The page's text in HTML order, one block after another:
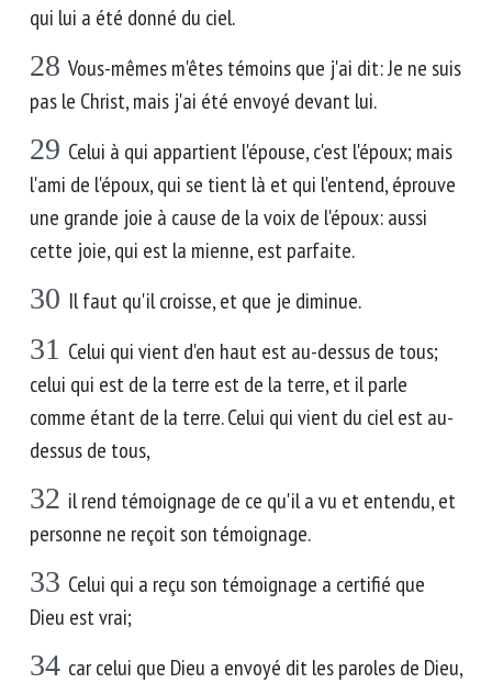
qui lui a été donné du ciel.
28 Vous-mêmes m'êtes témoins que j'ai dit: Je ne suis
pas le Christ, mais j'ai été envoyé devant lui.
29 Celui à qui appartient l'épouse, c'est l'époux; mais
l'ami de l'époux, qui se tient là et qui l'entend, éprouve
une grande joie à cause de la voix de l'époux: aussi
cette joie, qui est la mienne, est parfaite.
30 Il faut qu'il croisse, et que je diminue.
31 Celui qui vient d'en haut est au-dessus de tous;
celui qui est de la terre est de la terre, et il parle
comme étant de la terre. Celui qui vient du ciel est au-
dessus de tous,
32 il rend témoignage de ce qu'il a vu et entendu, et
personne ne reçoit son témoignage.
33 Celui qui a reçu son témoignage a certifié que
Dieu est vrai;
34 car celui que Dieu a envoyé dit les paroles de Dieu,